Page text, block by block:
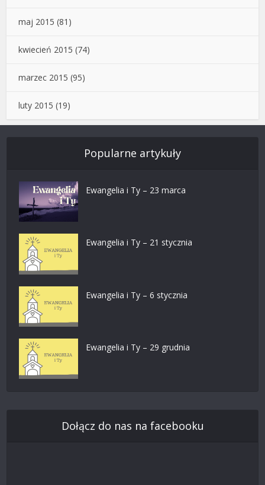
maj 2015 (81)
kwiecień 2015 (74)
marzec 2015 (95)
luty 2015 (19)
Popularne artykuły
Ewangelia i Ty – 23 marca
Ewangelia i Ty – 21 stycznia
Ewangelia i Ty – 6 stycznia
Ewangelia i Ty – 29 grudnia
Dołącz do nas na facebooku